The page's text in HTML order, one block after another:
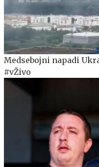
Medsebojni napadi
#vŽivo